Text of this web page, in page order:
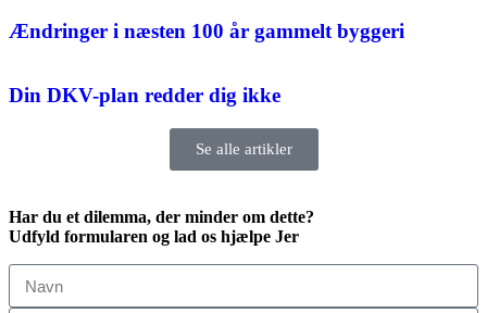
Ændringer i næsten 100 år gammelt byggeri
Din DKV-plan redder dig ikke
Se alle artikler
Har du et dilemma, der minder om dette?
Udfyld formularen og lad os hjælpe Jer